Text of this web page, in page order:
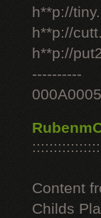
h**p://
h**p://
h**p://
----------
Content
Childs